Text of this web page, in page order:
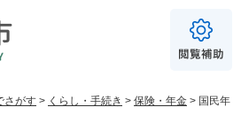
さがす > くらし・手続き > 保険・年金 > 国民年